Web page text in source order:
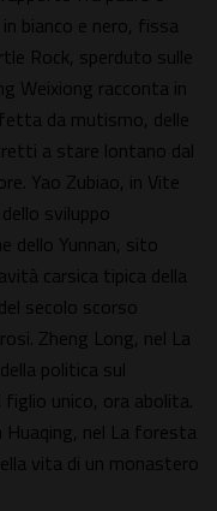
bianco e nero, fissa
Rock, sperduto sulle
Weixiong racconta in
da mutismo, delle
a stare lontano dal
Yao Zubiao, in Vite
sviluppo
dello Yunnan, sito
carsica tipica della
secolo scorso
Zheng Long, nel La
politica sul
unico, ora abolita.
nel La foresta
vita di un monastero